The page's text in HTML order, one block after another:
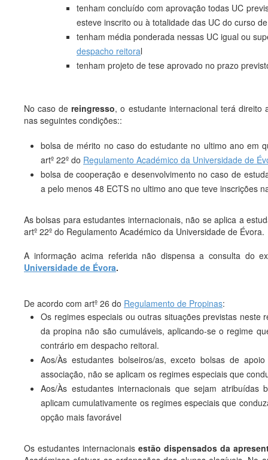
tenham concluído com aprovação todas UC
esteve inscrito ou à totalidade das UC do curso
tenham média ponderada nessas UC igual ou
despacho reitoral
tenham projeto de tese aprovado no prazo
No caso dereingresso, o estudante internacional terá
nas seguintes condições::
bolsa de mérito no caso do estudante no ultimo ano em
artº 22º do Regulamento Académico da Universidade de
bolsa de cooperação e desenvolvimento no caso de
a pelo menos 48 ECTS no ultimo ano que teve inscrições
As bolsas para estudantes internacionais, não se aplica a
artº 22º do Regulamento Académico da Universidade de Évora.
A informação acima referida não dispensa a consulta do
Universidade de Évora.
De acordo com artº 26 do Regulamento de Propinas:
Os regimes especiais ou outras situações previstas
da propina não são cumuláveis, aplicando-se o regime
contrário em despacho reitoral.
Aos/Às estudantes bolseiros/as, exceto bolsas de
associação, não se aplicam os regimes especiais que
Aos/Às estudantes internacionais que sejam
aplicam cumulativamente os regimes especiais que
opção mais favorável
Os estudantes internacionaisestão dispensados da